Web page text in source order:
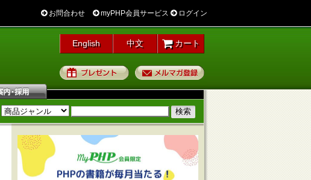
お問合わせ myPHP会員サービス ログイン
English 中文 カート
プレゼント